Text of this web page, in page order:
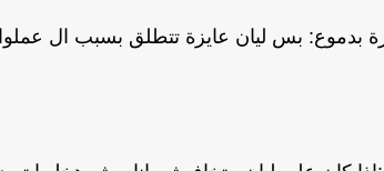
بدموع: بس ليان عايزة تتطلق بسبب ال عملوا